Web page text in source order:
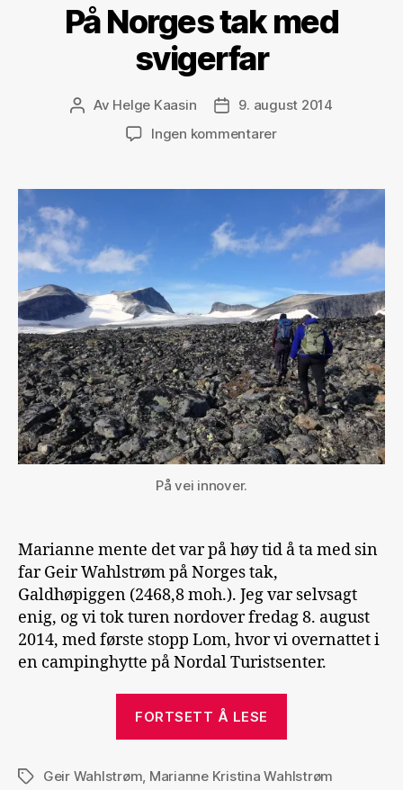
På Norges tak med
svigerfar
Innleggsforfatter
Av Helge Kaasin Publiseringsdato
9. august 2014
Ingen kommentarertil
tak
svigerfar
På vei innover.
Marianne mente det var på høy tid å ta med sin
far Geir Wahlstrøm på Norges tak,
Galdhøpiggen (2468,8 moh.). Jeg var selvsagt
enig, og vi tok turen nordover fredag 8. august
2014, med første stopp Lom, hvor vi overnattet i
en campinghytte på Nordal Turistsenter.
FORTSETT Å LESE
med
StikkordGeir Wahlstrøm, Marianne Kristina Wahlstrøm